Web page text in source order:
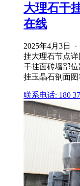
大理石干
在线
2025年4月3日
挂大理石节点详
干挂面砖墙部
挂玉晶石剖面图
联系电话: 180